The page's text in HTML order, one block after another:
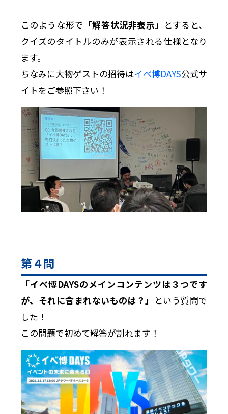
このような形で 「解答状況非表示」 とすると、
クイズのタイトルのみが表示される仕様となり
ます。
ちなみに大物ゲストの招待はイベ博DAYS公式サ
イトをご参照下さい！
第４問
「イベ博DAYSのメインコンテンツは３つです
が、それに含まれないものは？」 という質問で
した！
この問題で初めて解答が割れます！